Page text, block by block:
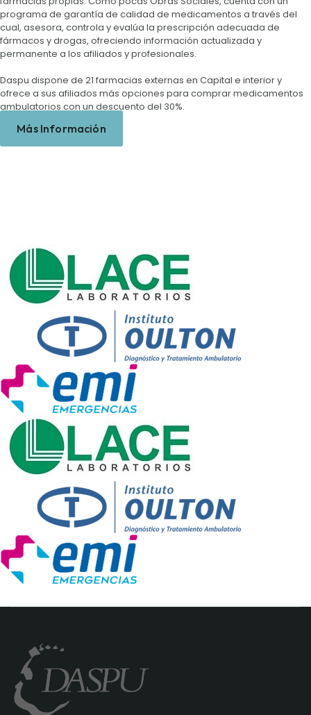
programa de garantía de calidad de medicamentos a través del
cual, asesora, controla y evalúa la prescripción adecuada de
fármacos y drogas, ofreciendo información actualizada y
permanente a los afiliados y profesionales.
Daspu dispone de 21 farmacias externas en Capital e interior y
ofrece a sus afiliados más opciones para comprar medicamentos
ambulatorios con un descuento del 30%.
Más Información